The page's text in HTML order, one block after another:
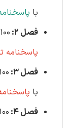
با
فصل 2:
100 سوال پایگاه داده تالیف ایران عرضه با
پاسخنامه
فصل 3:
با
فصل 4:
100 سوال سیستم عامل تالیف ایران عرضه با